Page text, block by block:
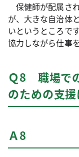
保健師が配属さ
が、大きな自治体
いというところで
協力しながら仕事
Ｑ8 職場で
のための支
Ａ8